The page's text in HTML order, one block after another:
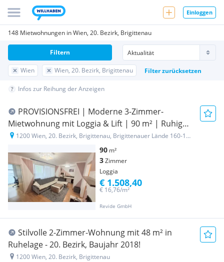
Einloggen
148 Mietwohnungen in Wien, 20. Bezirk, Brigittenau
Wien Wien, 20. Bezirk, Brigittenau Filter zurücksetzen
Filtern
Infos zur Reihung der Anzeigen
PROVISIONSFREI | Moderne 3-Zimmer-
Mietwohnung mit Loggia & Lift | 90 m² | Ruhige
Lage | Top Grundriss
1200 Wien, 20. Bezirk, Brigittenau, Brigittenauer Lände 160-162/1
90 m²
3Zimmer
Loggia
Revide GmbH
€ 16,76/m²
€ 1.508,40
Stilvolle 2-Zimmer-Wohnung mit 48 m² in
Ruhelage - 20. Bezirk, Baujahr 2018!
1200 Wien, 20. Bezirk, Brigittenau